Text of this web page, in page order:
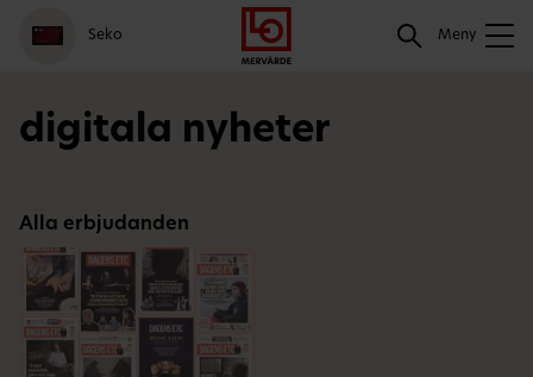
Gå
till
meny
Logga
in
Hoppa
till
innehåll
Seko Meny
Sök
digitala nyheter
Alla erbjudanden